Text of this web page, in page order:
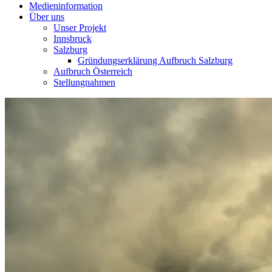
Medieninformation
Über uns
Unser Projekt
Innsbruck
Salzburg
Gründungserklärung Aufbruch Salzburg
Aufbruch Österreich
Stellungnahmen